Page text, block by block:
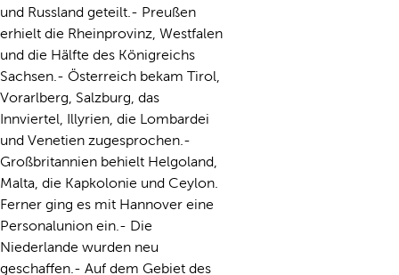
und Russland geteilt.- Preußen
erhielt die Rheinprovinz, Westfalen
und die Hälfte des Königreichs
Sachsen.- Österreich bekam Tirol,
Vorarlberg, Salzburg, das
Innviertel, Illyrien, die Lombardei
und Venetien zugesprochen.-
Großbritannien behielt Helgoland,
Malta, die Kapkolonie und Ceylon.
Ferner ging es mit Hannover eine
Personalunion ein.- Die
Niederlande wurden neu
geschaffen.- Auf dem Gebiet des